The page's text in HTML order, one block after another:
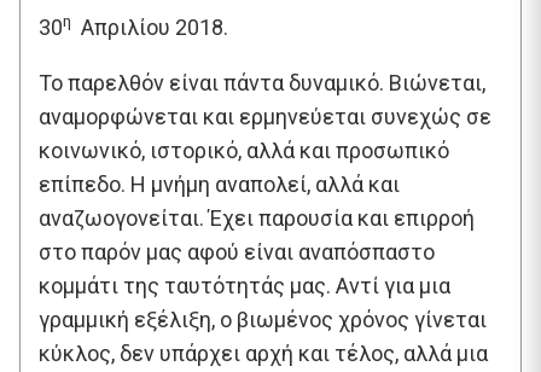
30η Απριλίου 2018.
Το παρελθόν είναι πάντα δυναμικό. Βιώνεται,
αναμορφώνεται και ερμηνεύεται συνεχώς σε
κοινωνικό, ιστορικό, αλλά και προσωπικό
επίπεδο. Η μνήμη αναπολεί, αλλά και
αναζωογονείται. Έχει παρουσία και επιρροή
στο παρόν μας αφού είναι αναπόσπαστο
κομμάτι της ταυτότητάς μας. Αντί για μια
γραμμική εξέλιξη, ο βιωμένος χρόνος γίνεται
κύκλος, δεν υπάρχει αρχή και τέλος, αλλά μια